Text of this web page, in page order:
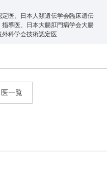
医、日本人類遺伝学会臨床遺伝
導医、日本大腸肛門病学会大腸
科学会技術認定医
一覧